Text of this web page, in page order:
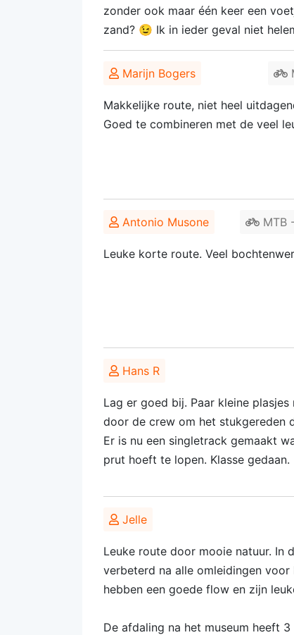
zonder ook maar één keer een
zand? 😉 Ik in ieder geval niet
Marijn Bogers
Makkelijke route, niet heel
Goed te combineren met de veel
Antonio Musone MTB
Leuke korte route. Veel
Hans R
Lag er goed bij. Paar kleine
door de crew om het stukgereden
Er is nu een singletrack gemaakt
prut hoeft te lopen. Klasse gedaan.
Jelle
Leuke route door mooie natuur. In
verbeterd na alle omleidingen
hebben een goede flow en zijn
De afdaling na het museum heeft